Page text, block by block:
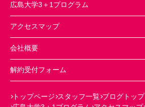
広島大学3＋1プログラム
アクセスマップ
会社概要
解約受付フォーム
トップページ スタッフ一覧 ブログトップ